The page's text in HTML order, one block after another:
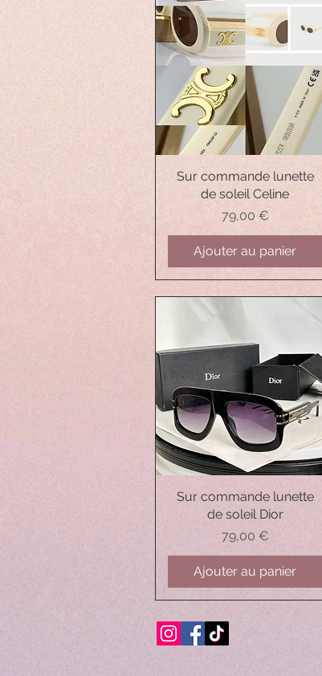
Aperçu rapide
Sur commande lunette
de soleil Celine
Prix
79,00 €
Ajouter au panier
Aperçu rapide
Sur commande lunette
de soleil Dior
Prix
79,00 €
Ajouter au panier